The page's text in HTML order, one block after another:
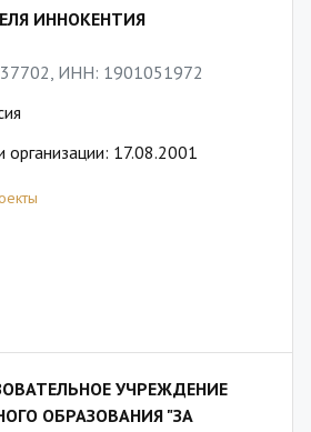
ИННОКЕНТИЯ
ИНН: 1901051972
организации: 17.08.2001
УЧРЕЖДЕНИЕ
ОБРАЗОВАНИЯ "ЗА